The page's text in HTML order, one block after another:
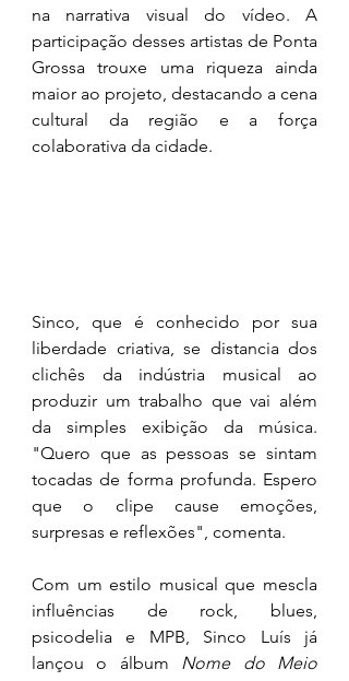
na narrativa visual do vídeo. A
participação desses artistas de Ponta
Grossa trouxe uma riqueza ainda
maior ao projeto, destacando a cena
cultural da região e a força
colaborativa da cidade.
Sinco, que é conhecido por sua
liberdade criativa, se distancia dos
clichês da indústria musical ao
produzir um trabalho que vai além
da simples exibição da música.
"Quero que as pessoas se sintam
tocadas de forma profunda. Espero
que o clipe cause emoções,
surpresas e reflexões", comenta.
Com um estilo musical que mescla
influências de rock, blues,
psicodelia e MPB, Sinco Luís já
lançou o álbum Nome do Meio